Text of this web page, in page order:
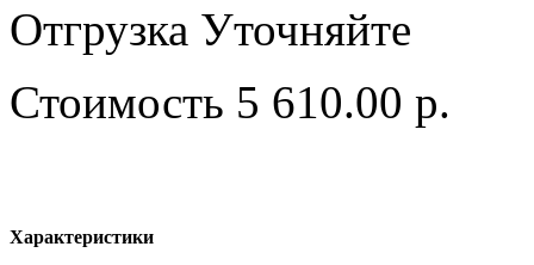
Отгрузка Уточняйте
Стоимость 5 610.00 р.
Характеристики